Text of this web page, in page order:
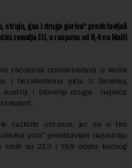
struju, gas i druga goriva“ predstavljali
zemalja EU, u rasponu od 8,4 na Malti
računima domaćinstava u većini
i bezalkoholna pića. U Danskoj,
Austriji i Sloveniji druga najveća
različite obrasce, jer su u tim
pića“ predstavljali najvažniju
činili su 22,3 i 19,8 odsto kućnog